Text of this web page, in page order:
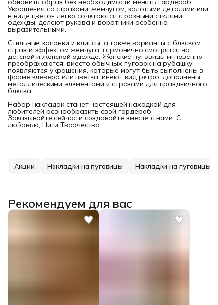
обновить образ без необходимости менять гардероб.
Украшения со стразами, жемчугом, золотыми деталями или
в виде цветов легко сочетаются с разными стилями
одежды, делают рукава и воротники особенно
выразительными.
Стильные запонки и клипсы, а также варианты с блеском
страз и эффектом жемчуга, гармонично смотрятся на
детской и женской одежде. Женские пуговицы мгновенно
преображаются: вместо обычных пуговок на рубашку
появляются украшения, которые могут быть выполнены в
форме клевера или цветка, имеют вид ретро, дополнены
металлическими элементами и стразами для праздничного
блеска.
Набор накладок станет настоящей находкой для
любителей разнообразить свой гардероб.
Заказывайте сейчас и создавайте вместе с нами. С
любовью, Нити Творчества.
Акции Накладки на пуговицы Накладки на пуговицы
Рекомендуем для вас